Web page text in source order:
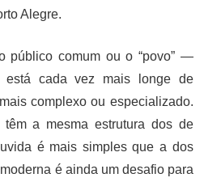
Alegre.
público comum ou o “povo” —
cada vez mais longe de
complexo ou especializado.
a mesma estrutura dos de
é mais simples que a dos
é ainda um desafio para